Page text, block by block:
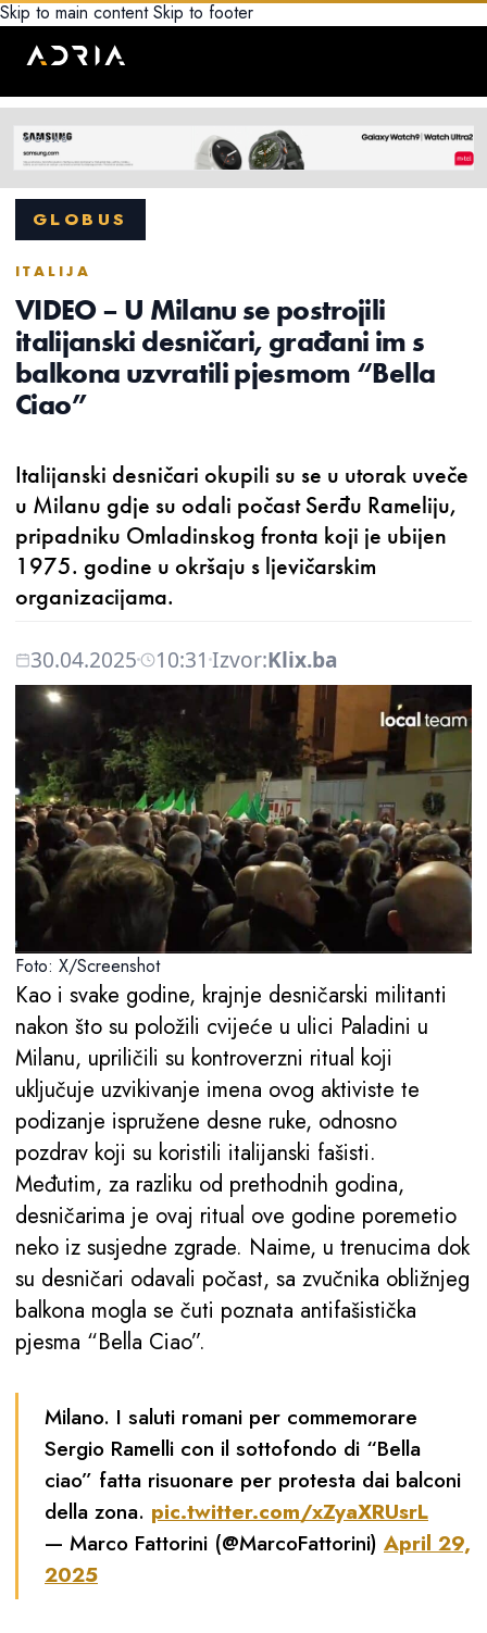
Skip to main content Skip to footer
GLOBUS
ITALIJA
VIDEO – U Milanu se postrojili
italijanski desničari, građani im s
balkona uzvratili pjesmom “Bella
Ciao”
Italijanski desničari okupili su se u utorak uveče
u Milanu gdje su odali počast Serđu Rameliju,
pripadniku Omladinskog fronta koji je ubijen
1975. godine u okršaju s ljevičarskim
organizacijama.
30.04.2025 10:31 Izvor:Klix.ba
Foto: X/Screenshot
Kao i svake godine, krajnje desničarski militanti
nakon što su položili cvijeće u ulici Paladini u
Milanu, upriličili su kontroverzni ritual koji
uključuje uzvikivanje imena ovog aktiviste te
podizanje ispružene desne ruke, odnosno
pozdrav koji su koristili italijanski fašisti.
Međutim, za razliku od prethodnih godina,
desničarima je ovaj ritual ove godine poremetio
neko iz susjedne zgrade. Naime, u trenucima dok
su desničari odavali počast, sa zvučnika obližnjeg
balkona mogla se čuti poznata antifašistička
pjesma “Bella Ciao”.
Milano. I saluti romani per commemorare
Sergio Ramelli con il sottofondo di “Bella
ciao” fatta risuonare per protesta dai balconi
della zona. pic.twitter.com/xZyaXRUsrL
— Marco Fattorini (@MarcoFattorini) April 29,
2025